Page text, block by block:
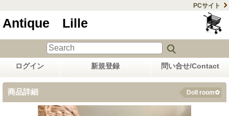
PCサイト
Antique Lille
ログイン 新規登録 問い合せ/Contact
商品詳細 Doll room✿